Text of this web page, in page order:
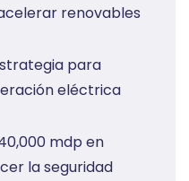
renovables
para
eléctrica
mdp en
la seguridad